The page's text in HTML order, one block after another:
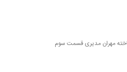
مهران مدیری قسمت سوم